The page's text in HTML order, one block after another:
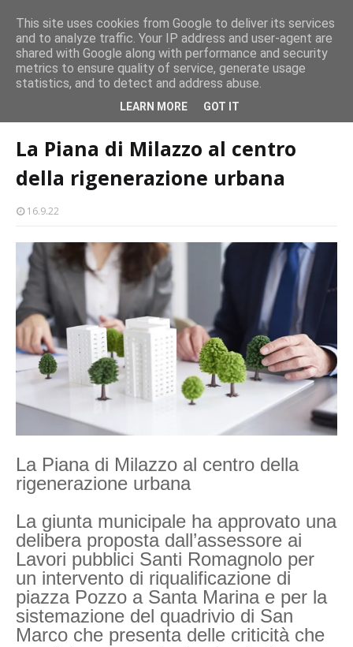
Milazzo 28ª Sagra del Pesce a Vaccarella: il programma
EVENTI
cultura-societa La Piana di Milazzo al centro della
La Piana di Milazzo al centro
della rigenerazione urbana
16.9.22
La Piana di Milazzo al centro della
rigenerazione urbana
La giunta municipale ha approvato una
delibera proposta dall’assessore ai
Lavori pubblici Santi Romagnolo per
un intervento di riqualificazione di
piazza Pozzo a Santa Marina e per la
sistemazione del quadrivio di San
Marco che presenta delle criticità che
This site uses cookies from Google to deliver its services
and to analyze traffic. Your IP address and user-agent are
shared with Google along with performance and security
metrics to ensure quality of service, generate usage
statistics, and to detect and address abuse.
LEARN MORE GOT IT